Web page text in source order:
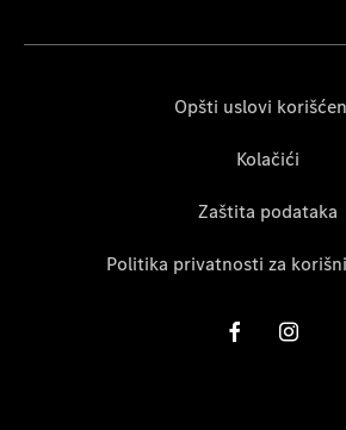
Opšti uslovi
Kolačići
Zaštita podataka
Politika privatnosti za